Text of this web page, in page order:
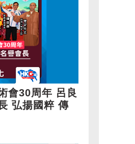
會30周年 呂良
弘揚國粹 傳